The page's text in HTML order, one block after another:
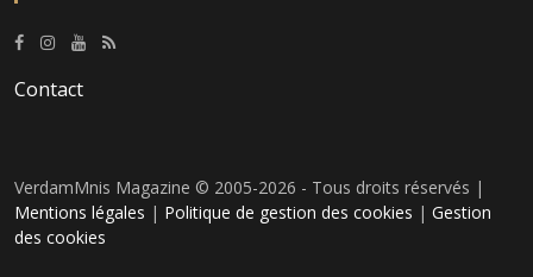
Contact
VerdamMnis Magazine © 2005-2026 - Tous droits réservés |
Mentions légales | Politique de gestion des cookies | Gestion
des cookies